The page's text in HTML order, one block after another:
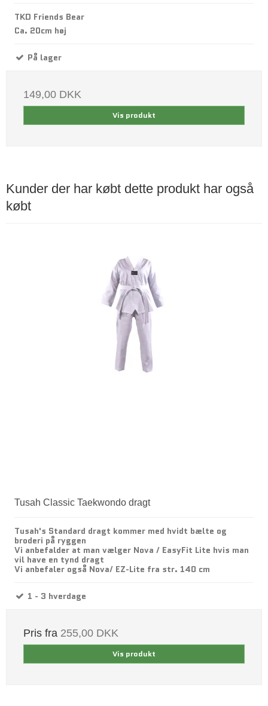
TKD Friends Bear
Ca. 20cm høj
På lager
149,00 DKK
Vis produkt
Kunder der har købt dette produkt har også
købt
Tusah Classic Taekwondo dragt
Tusah's Standard dragt kommer med hvidt bælte og
broderi på ryggen
Vi anbefalder at man vælger Nova / EasyFit Lite hvis man
vil have en tynd dragt
Vi anbefaler også Nova/ EZ-Lite fra str. 140 cm
1 - 3 hverdage
Pris fra 255,00 DKK
Vis produkt